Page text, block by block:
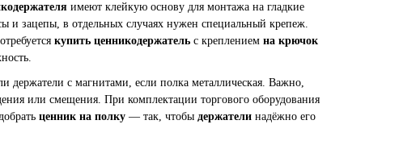
имеют клейкую основу для монтажа на гладкие
и зацепы, в отдельных случаях нужен специальный крепеж.
купить ценникодержатель с креплением на крючок
с магнитами, если полка металлическая. Важно,
или смещения. При комплектации торгового оборудования
ценник на полку — так, чтобы держатели надёжно его